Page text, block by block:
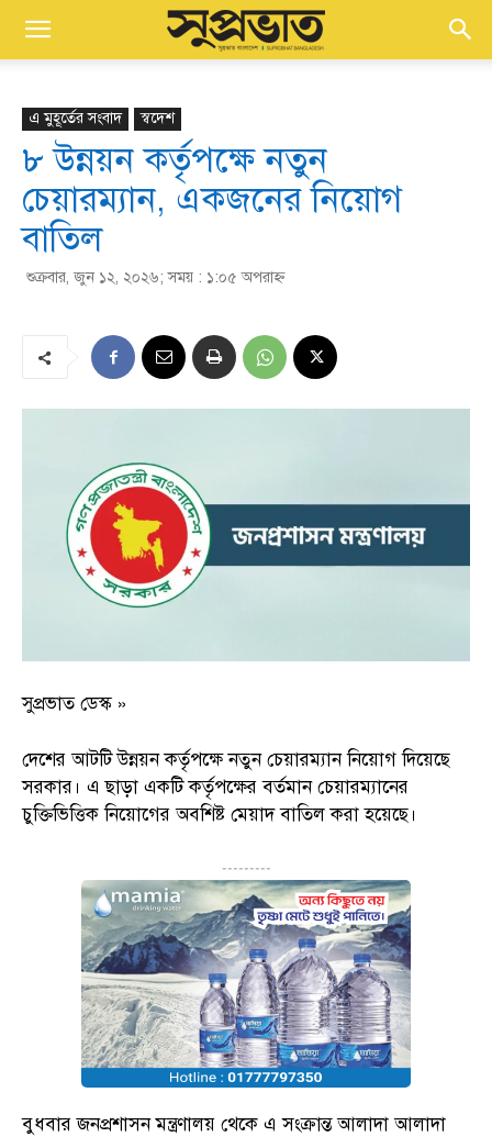
এ মুহূর্তের সংবাদ স্বদেশ
৮ উন্নয়ন কর্তৃপক্ষে নতুন
চেয়ারম্যান, একজনের নিয়োগ
বাতিল
শুক্রবার, জুন ১২, ২০২৬; সময় : ১:০৫ অপরাহ্ণ
সুপ্রভাত ডেস্ক »
দেশের আটটি উন্নয়ন কর্তৃপক্ষে নতুন চেয়ারম্যান নিয়োগ দিয়েছে
সরকার। এ ছাড়া একটি কর্তৃপক্ষের বর্তমান চেয়ারম্যানের
চুক্তিভিত্তিক নিয়োগের অবশিষ্ট মেয়াদ বাতিল করা হয়েছে।
---------
বুধবার জনপ্রশাসন মন্ত্রণালয় থেকে এ সংক্রান্ত আলাদা আলাদা